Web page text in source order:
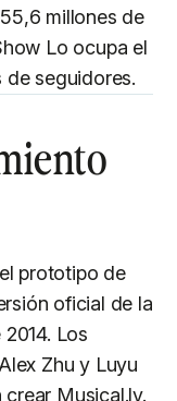
millones de
Lo ocupa el
seguidores.
prototipo de
oficial de la
Los
Zhu y Luyu
Musical.ly.